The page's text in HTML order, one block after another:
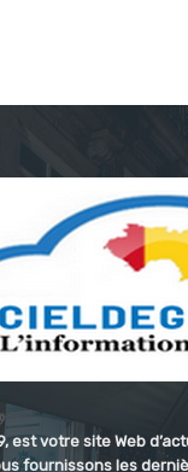
est votre site Web
fournissons les